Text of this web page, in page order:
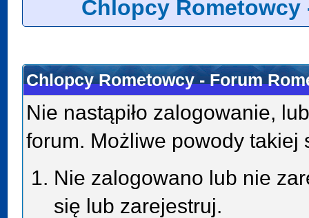
Chlopcy Rometowcy
Chlopcy Rometowcy - Forum
Nie nastąpiło zalogowanie,
forum. Możliwe powody takiej
Nie zalogowano lub nie
się lub zarejestruj.